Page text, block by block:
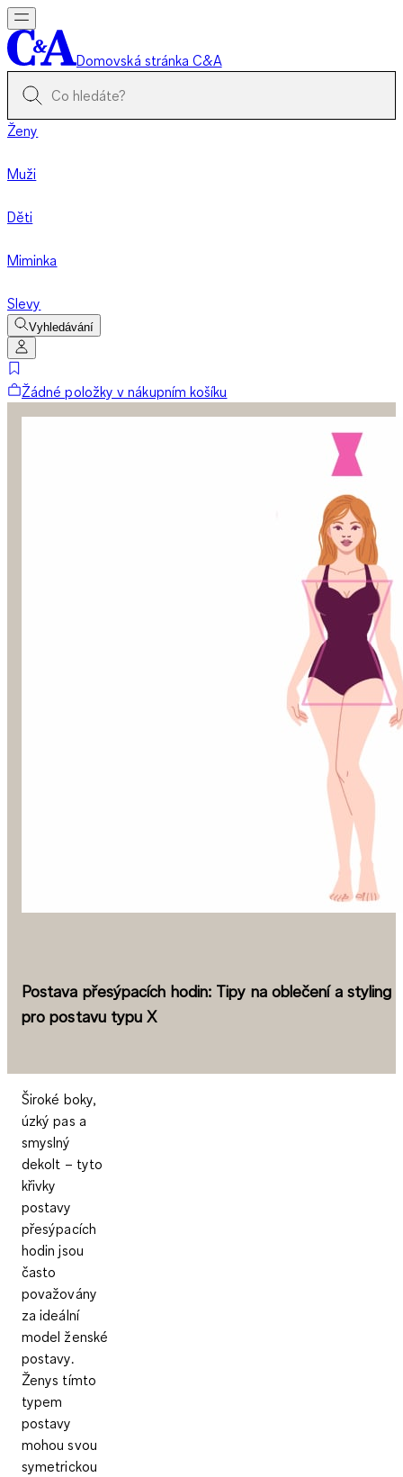
Domovská stránka C&A
Ženy
Muži
Děti
Miminka
Slevy
Vyhledávání
Žádné položky v nákupním košíku
Postava přesýpacích hodin: Tipy na oblečení a styling
pro postavu typu X
Široké boky,
úzký pas a
smyslný
dekolt – tyto
křivky
postavy
přesýpacích
hodin jsou
často
považovány
za ideální
model ženské
postavy.
Ženys tímto
typem
postavy
mohou svou
symetrickou